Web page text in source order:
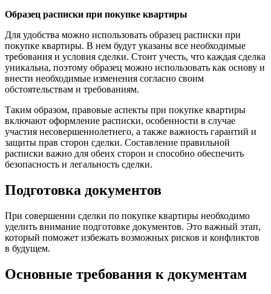
Образец расписки при покупке квартиры
Для удобства можно использовать образец расписки при
покупке квартиры. В нем будут указаны все необходимые
требования и условия сделки. Стоит учесть, что каждая сделка
уникальна, поэтому образец можно использовать как основу и
внести необходимые изменения согласно своим
обстоятельствам и требованиям.
Таким образом, правовые аспекты при покупке квартиры
включают оформление расписки, особенности в случае
участия несовершеннолетнего, а также важность гарантий и
защиты прав сторон сделки. Составление правильной
расписки важно для обеих сторон и способно обеспечить
безопасность и легальность сделки.
Подготовка документов
При совершении сделки по покупке квартиры необходимо
уделить внимание подготовке документов. Это важный этап,
который поможет избежать возможных рисков и конфликтов
в будущем.
Основные требования к документам